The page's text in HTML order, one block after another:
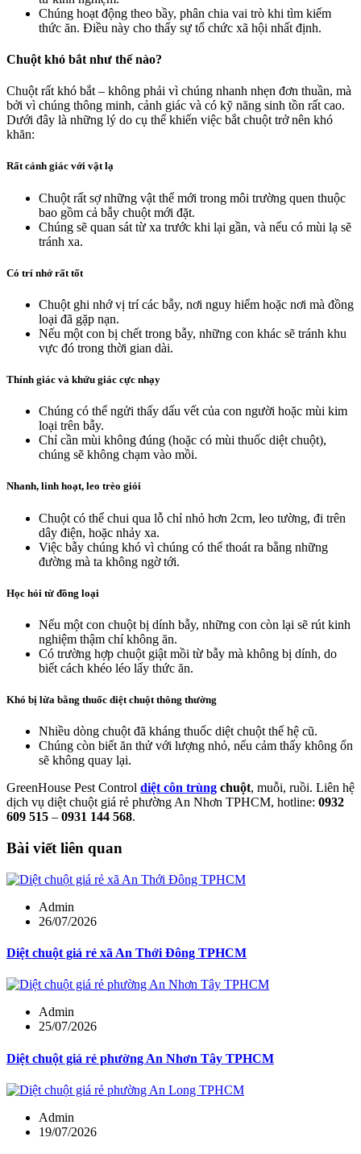
Chúng hoạt động theo bầy, phân chia vai trò khi tìm kiếm
thức ăn. Điều này cho thấy sự tổ chức xã hội nhất định.
Chuột khó bắt như thế nào?
Chuột rất khó bắt – không phải vì chúng nhanh nhẹn đơn thuần, mà
bởi vì chúng thông minh, cảnh giác và có kỹ năng sinh tồn rất cao.
Dưới đây là những lý do cụ thể khiến việc bắt chuột trở nên khó
khăn:
Rất cảnh giác với vật lạ
Chuột rất sợ những vật thể mới trong môi trường quen thuộc
bao gồm cả bẫy chuột mới đặt.
Chúng sẽ quan sát từ xa trước khi lại gần, và nếu có mùi lạ sẽ
tránh xa.
Có trí nhớ rất tốt
Chuột ghi nhớ vị trí các bẫy, nơi nguy hiểm hoặc nơi mà đồng
loại đã gặp nạn.
Nếu một con bị chết trong bẫy, những con khác sẽ tránh khu
vực đó trong thời gian dài.
Thính giác và khứu giác cực nhạy
Chúng có thể ngửi thấy dấu vết của con người hoặc mùi kim
loại trên bẫy.
Chỉ cần mùi không đúng (hoặc có mùi thuốc diệt chuột),
chúng sẽ không chạm vào mồi.
Nhanh, linh hoạt, leo trèo giỏi
Chuột có thể chui qua lỗ chỉ nhỏ hơn 2cm, leo tường, đi trên
dây điện, hoặc nhảy xa.
Việc bẫy chúng khó vì chúng có thể thoát ra bằng những
đường mà ta không ngờ tới.
Học hỏi từ đồng loại
Nếu một con chuột bị dính bẫy, những con còn lại sẽ rút kinh
nghiệm thậm chí không ăn.
Có trường hợp chuột giật mồi từ bẫy mà không bị dính, do
biết cách khéo léo lấy thức ăn.
Khó bị lừa bằng thuốc diệt chuột thông thường
Nhiều dòng chuột đã kháng thuốc diệt chuột thế hệ cũ.
Chúng còn biết ăn thử với lượng nhỏ, nếu cảm thấy không ổn
sẽ không quay lại.
GreenHouse Pest Control diệt côn trùng chuột, muỗi, ruồi. Liên hệ
dịch vụ diệt chuột giá rẻ phường An Nhơn TPHCM, hotline: 0932
609 515 – 0931 144 568.
Bài viết liên quan
Admin
26/07/2026
Diệt chuột giá rẻ xã An Thới Đông TPHCM
Admin
25/07/2026
Diệt chuột giá rẻ phường An Nhơn Tây TPHCM
Admin
19/07/2026